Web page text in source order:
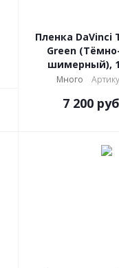
Пленка DaVinci
Green
шимерный),
Много
7 200